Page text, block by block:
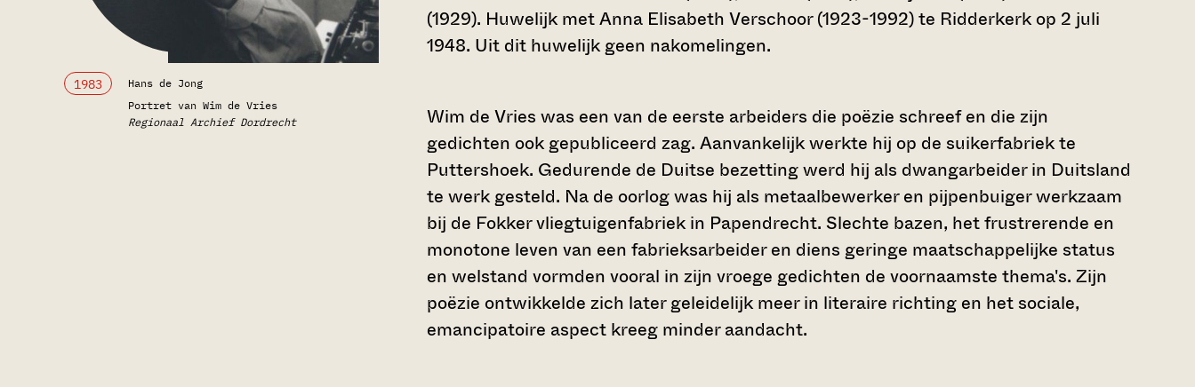
Hans de Jong
Portret van Wim de Vries
Regionaal Archief Dordrecht
1983
(1929). Huwelijk met Anna Elisabeth Verschoor (1923-1992) te Ridderkerk op 2 juli
1948. Uit dit huwelijk geen nakomelingen.
Wim de Vries was een van de eerste arbeiders die poëzie schreef en die zijn
gedichten ook gepubliceerd zag. Aanvankelijk werkte hij op de suikerfabriek te
Puttershoek. Gedurende de Duitse bezetting werd hij als dwangarbeider in Duitsland
te werk gesteld. Na de oorlog was hij als metaalbewerker en pijpenbuiger werkzaam
bij de Fokker vliegtuigenfabriek in Papendrecht. Slechte bazen, het frustrerende en
monotone leven van een fabrieksarbeider en diens geringe maatschappelijke status
en welstand vormden vooral in zijn vroege gedichten de voornaamste thema's. Zijn
poëzie ontwikkelde zich later geleidelijk meer in literaire richting en het sociale,
emancipatoire aspect kreeg minder aandacht.